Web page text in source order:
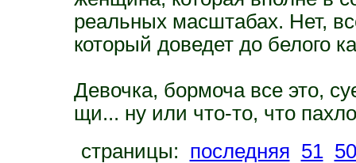
реальных масштабах. Нет,
который доведет до белого
Девочка, бормоча все это,
щи... ну или что-то, что
страницы: последняя 51
50